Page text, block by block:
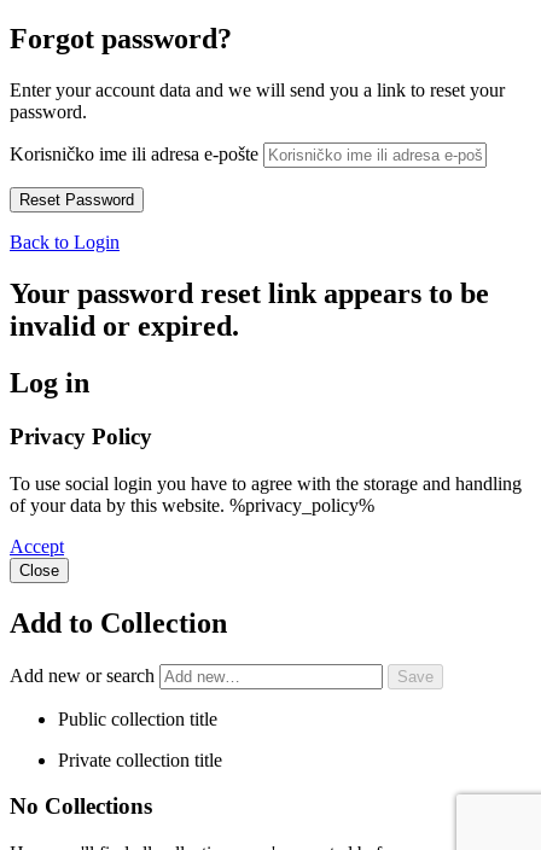
Forgot password?
Enter your account data and we will send you a link to reset your
password.
Korisničko ime ili adresa e-pošte
Back to Login
Your password reset link appears to be
invalid or expired.
Log in
Privacy Policy
To use social login you have to agree with the storage and handling
of your data by this website. %privacy_policy%
Accept
Close
Add to Collection
Add new or search
Public collection title
Private collection title
No Collections